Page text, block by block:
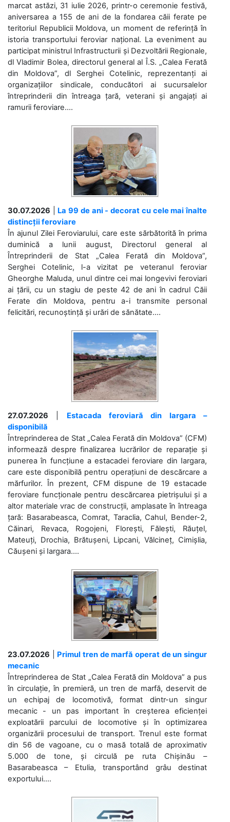
marcat astăzi, 31 iulie 2026, printr-o ceremonie festivă,
aniversarea a 155 de ani de la fondarea căii ferate pe
teritoriul Republicii Moldova, un moment de referință în
istoria transportului feroviar național. La eveniment au
participat ministrul Infrastructurii și Dezvoltării Regionale,
dl Vladimir Bolea, directorul general al Î.S. „Calea Ferată
din Moldova”, dl Serghei Cotelinic, reprezentanți ai
organizațiilor sindicale, conducători ai sucursalelor
întreprinderii din întreaga țară, veterani și angajați ai
ramurii feroviare....
30.07.2026
La 99 de ani - decorat cu cele mai înalte
distincții feroviare
În ajunul Zilei Feroviarului, care este sărbătorită în prima
duminică a lunii august, Directorul general al
Întreprinderii de Stat „Calea Ferată din Moldova”,
Serghei Cotelinic, l-a vizitat pe veteranul feroviar
Gheorghe Maluda, unul dintre cei mai longevivi feroviari
ai țării, cu un stagiu de peste 42 de ani în cadrul Căii
Ferate din Moldova, pentru a-i transmite personal
felicitări, recunoștință și urări de sănătate....
27.07.2026
Estacada feroviară din Iargara –
disponibilă
Întreprinderea de Stat „Calea Ferată din Moldova” (CFM)
informează despre finalizarea lucrărilor de reparație și
punerea în funcțiune a estacadei feroviare din Iargara,
care este disponibilă pentru operațiuni de descărcare a
mărfurilor. În prezent, CFM dispune de 19 estacade
feroviare funcționale pentru descărcarea pietrișului și a
altor materiale vrac de construcții, amplasate în întreaga
țară: Basarabeasca, Comrat, Taraclia, Cahul, Bender-2,
Căinari, Revaca, Rogojeni, Florești, Fălești, Răuțel,
Mateuți, Drochia, Brătușeni, Lipcani, Vălcineț, Cimișlia,
Căușeni și Iargara....
23.07.2026
Primul tren de marfă operat de un singur
mecanic
Întreprinderea de Stat „Calea Ferată din Moldova” a pus
în circulație, în premieră, un tren de marfă, deservit de
un echipaj de locomotivă, format dintr-un singur
mecanic - un pas important în creșterea eficienței
exploatării parcului de locomotive și în optimizarea
organizării procesului de transport. Trenul este format
din 56 de vagoane, cu o masă totală de aproximativ
5.000 de tone, și circulă pe ruta Chișinău –
Basarabeasca – Etulia, transportând grâu destinat
exportului....